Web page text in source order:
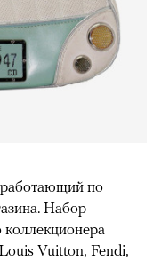
по
Набор
коллекционера
Vuitton, Fendi,